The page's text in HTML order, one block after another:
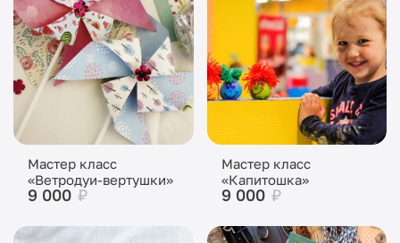
Мастер класс
«Ветродуи-вертушки»
9 000 ₽
Мастер класс
«Капитошка»
9 000 ₽